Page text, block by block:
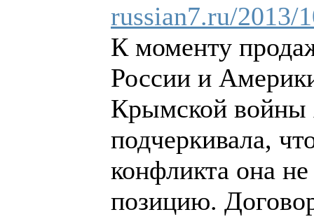
russian7.ru/2013/
К моменту
России и
Крымской войны
подчеркивала,
конфликта она
позицию.